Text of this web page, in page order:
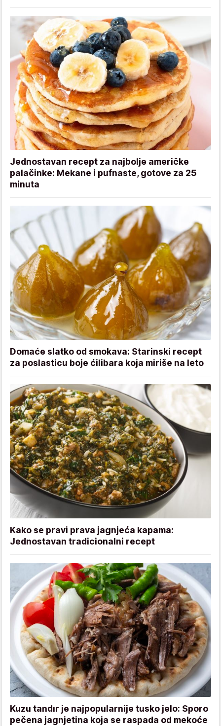
Jednostavan recept za najbolje američke
palačinke: Mekane i pufnaste, gotove za 25
minuta
Domaće slatko od smokava: Starinski recept
za poslasticu boje ćilibara koja miriše na leto
Kako se pravi prava jagnjeća kapama:
Jednostavan tradicionalni recept
Kuzu tandır je najpopularnije tusko jelo: Sporo
pečena jagnjetina koja se raspada od mekoće